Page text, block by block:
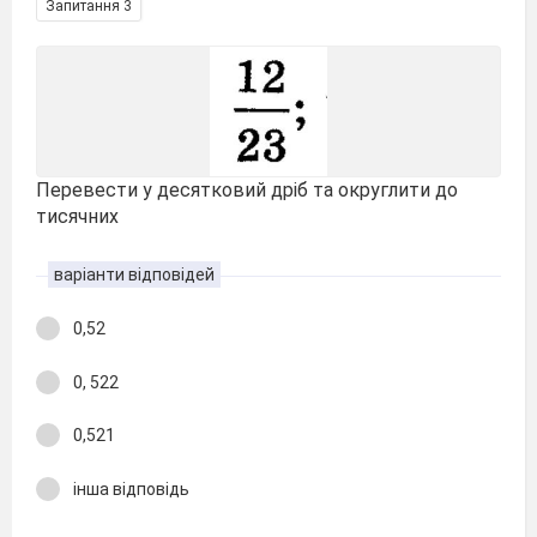
Запитання 3
Перевести у десятковий дріб та округлити до
тисячних
варіанти відповідей
0,52
0, 522
0,521
інша відповідь